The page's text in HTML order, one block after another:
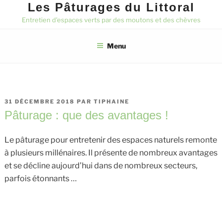
Les Pâturages du Littoral
Entretien d'espaces verts par des moutons et des chèvres
Menu
PUBLIÉ
LE
31 DÉCEMBRE 2018 PAR TIPHAINE
Pâturage : que des avantages !
Le pâturage pour entretenir des espaces naturels remonte
à plusieurs millénaires. Il présente de nombreux avantages
et se décline aujourd’hui dans de nombreux secteurs,
parfois étonnants …